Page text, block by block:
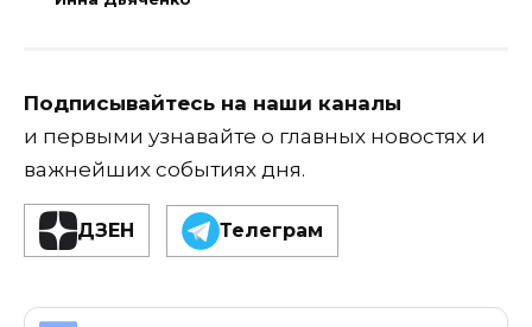
Подписывайтесь на наши каналы
и первыми узнавайте о главных новостях и
важнейших событиях дня.
ДЗЕН Телеграм